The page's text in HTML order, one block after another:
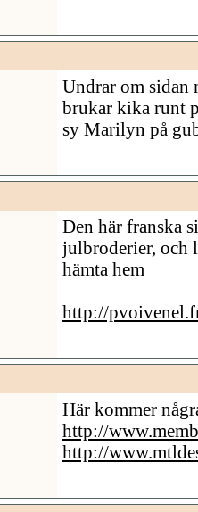
Undrar om sidan
brukar kika runt
sy Marilyn på
Den här franska
julbroderier, och
hämta hem
http://
Här kommer
http://
http://